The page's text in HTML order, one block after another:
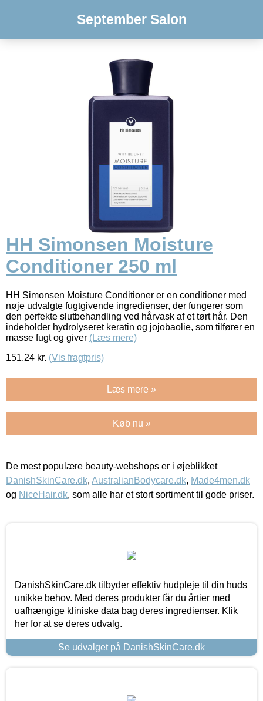
September Salon
HH Simonsen Moisture
Conditioner 250 ml
HH Simonsen Moisture Conditioner er en conditioner med
nøje udvalgte fugtgivende ingredienser, der fungerer som
den perfekte slutbehandling ved hårvask af et tørt hår. Den
indeholder hydrolyseret keratin og jojobaolie, som tilfører en
masse fugt og giver (Læs mere)
151.24 kr. (Vis fragtpris)
Læs mere »
Køb nu »
De mest populære beauty-webshops er i øjeblikket
DanishSkinCare.dk, AustralianBodycare.dk, Made4men.dk
og NiceHair.dk, som alle har et stort sortiment til gode priser.
DanishSkinCare.dk tilbyder effektiv hudpleje til din huds
unikke behov. Med deres produkter får du årtier med
uafhængige kliniske data bag deres ingredienser. Klik
her for at se deres udvalg.
Se udvalget på DanishSkinCare.dk